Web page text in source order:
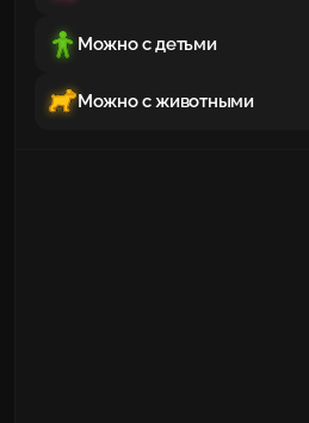
Можно с детьми
Можно с животными